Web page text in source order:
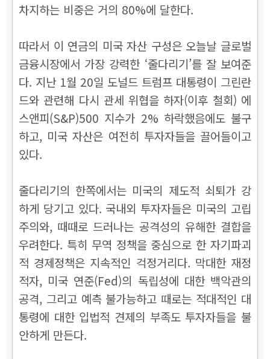
차지하는 비중은 거의 80%에 달한다.
따라서 이 연금의 미국 자산 구성은 오늘날 글로벌
금융시장에서 가장 강력한 ‘줄다리기’를 잘 보여준
다. 지난 1월 20일 도널드 트럼프 대통령이 그린란
드와 관련해 다시 관세 위협을 하자(이후 철회) 에
스앤피(S&P)500 지수가 2% 하락했음에도 불구
하고, 미국 자산은 여전히 투자자들을 끌어들이고
있다.
줄다리기의 한쪽에서는 미국의 제도적 쇠퇴가 강
하게 당기고 있다. 국내외 투자자들은 미국의 고립
주의와, 때때로 드러나는 공격성의 유해한 결합을
우려한다. 특히 무역 정책을 중심으로 한 자기파괴
적 경제정책은 지속적인 걱정거리다. 막대한 재정
적자, 미국 연준(Fed)의 독립성에 대한 백악관의
공격, 그리고 예측 불가능하고 때로는 적대적인 대
통령에 대한 입법적 견제의 부족도 투자자들을 불
안하게 만든다.